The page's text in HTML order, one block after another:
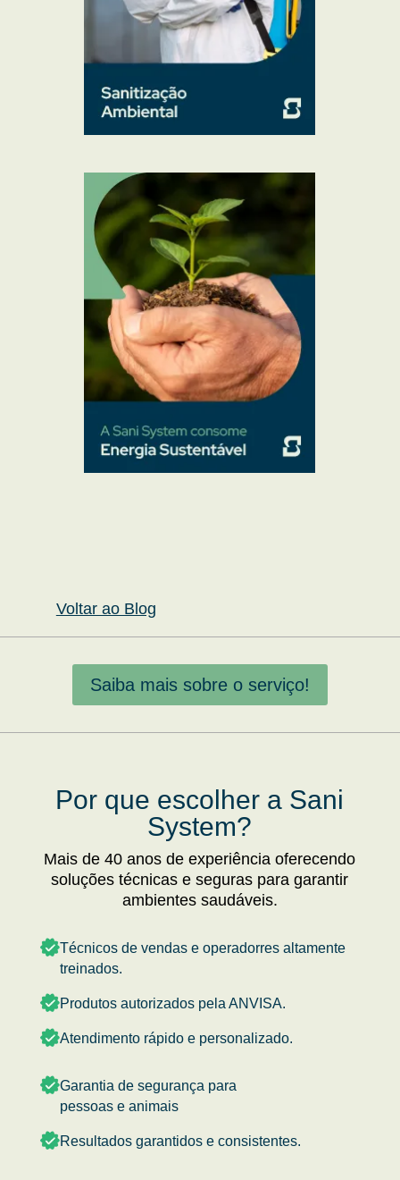
Voltar ao Blog
Saiba mais sobre o serviço!
Por que escolher a Sani
System?
Mais de 40 anos de experiência oferecendo
soluções técnicas e seguras para garantir
ambientes saudáveis.
Técnicos de vendas e operadorres altamente
treinados.
Produtos autorizados pela ANVISA.
Atendimento rápido e personalizado.
Garantia de segurança para
pessoas e animais
Resultados garantidos e consistentes.